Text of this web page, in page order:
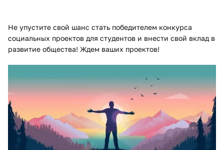
Не упустите свой шанс стать победителем конкурса
социальных проектов для студентов и внести свой вклад в
развитие общества! Ждем ваших проектов!